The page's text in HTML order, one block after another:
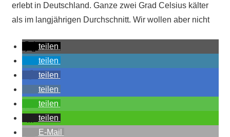
erlebt in Deutschland. Ganze zwei Grad Celsius kälter
als im langjährigen Durchschnitt. Wir wollen aber nicht
teilen
teilen
teilen
teilen
teilen
teilen
E-Mail